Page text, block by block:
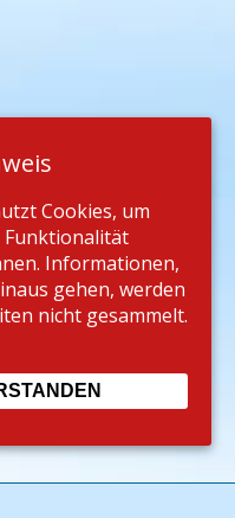
Cookies, um
Funktionalität
Informationen,
gehen, werden
nicht gesammelt.